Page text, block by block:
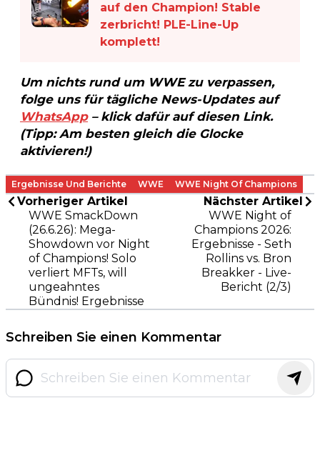
auf den Champion! Stable
zerbricht! PLE-Line-Up
komplett!
Um nichts rund um WWE zu verpassen,
folge uns für tägliche News-Updates auf
WhatsApp– klick dafür auf diesen Link.
(Tipp: Am besten gleich die Glocke
aktivieren!)
Ergebnisse Und Berichte WWE WWE Night Of Champions
Vorheriger Artikel
WWE SmackDown
(26.6.26): Mega-
Showdown vor Night
of Champions! Solo
verliert MFTs, will
ungeahntes
Bündnis! Ergebnisse
Nächster Artikel
WWE Night of
Champions 2026:
Ergebnisse - Seth
Rollins vs. Bron
Breakker - Live-
Bericht (2/3)
Schreiben Sie einen Kommentar